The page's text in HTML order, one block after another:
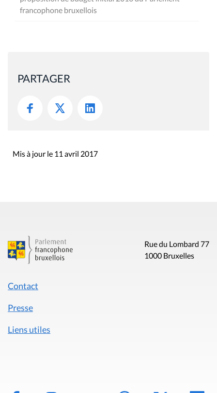
francophone bruxellois
PARTAGER
Mis à jour le 11 avril 2017
Rue du Lombard 77
1000 Bruxelles
Contact
Presse
Liens utiles